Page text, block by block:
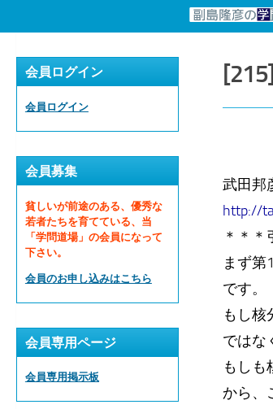
武田邦
http://
＊＊＊
まず第
です。
もし核
ではな
もしも
から、
会員ログイン
会員ログイン
会員募集
貧しいが前途のある、優秀な
若者たちを育てている、当
「学問道場」の会員になって
下さい。
会員のお申し込みはこちら
会員専用ページ
会員専用掲示板